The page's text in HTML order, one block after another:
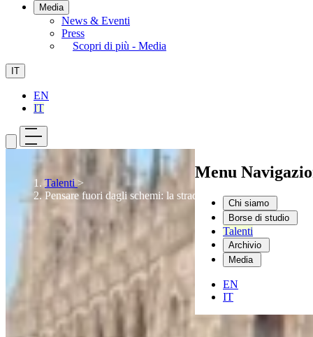
Media
News & Eventi
Press
Scopri di più - Media
IT
EN
IT
Menu
Chi siamo
Borse di studio
Talenti
Archivio
Media
EN
IT
Talenti >
Pensare fuori dagli schemi: la strada per l’innovazione